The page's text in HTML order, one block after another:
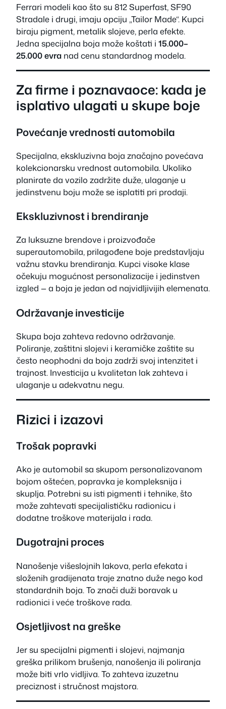
Ferrari modeli kao što su 812 Superfast, SF90
Stradale i drugi, imaju opciju „Tailor Made“. Kupci
biraju pigment, metalik slojeve, perla efekte.
Jedna specijalna boja može koštati i 15.000–
25.000 evra nad cenu standardnog modela.
Za firme i poznavaoce: kada je
isplativo ulagati u skupe boje
Povećanje vrednosti automobila
Specijalna, ekskluzivna boja značajno povećava
kolekcionarsku vrednost automobila. Ukoliko
planirate da vozilo zadržite duže, ulaganje u
jedinstvenu boju može se isplatiti pri prodaji.
Ekskluzivnost i brendiranje
Za luksuzne brendove i proizvođače
superautomobila, prilagođene boje predstavljaju
važnu stavku brendiranja. Kupci visoke klase
očekuju mogućnost personalizacije i jedinstven
izgled — a boja je jedan od najvidljivijih elemenata.
Održavanje investicije
Skupa boja zahteva redovno održavanje.
Poliranje, zaštitni slojevi i keramičke zaštite su
često neophodni da boja zadrži svoj intenzitet i
trajnost. Investicija u kvalitetan lak zahteva i
ulaganje u adekvatnu negu.
Rizici i izazovi
Trošak popravki
Ako je automobil sa skupom personalizovanom
bojom oštećen, popravka je kompleksnija i
skuplja. Potrebni su isti pigmenti i tehnike, što
može zahtevati specijalističku radionicu i
dodatne troškove materijala i rada.
Dugotrajni proces
Nanošenje višeslojnih lakova, perla efekata i
složenih gradijenata traje znatno duže nego kod
standardnih boja. To znači duži boravak u
radionici i veće troškove rada.
Osjetljivost na greške
Jer su specijalni pigmenti i slojevi, najmanja
greška prilikom brušenja, nanošenja ili poliranja
može biti vrlo vidljiva. To zahteva izuzetnu
preciznost i stručnost majstora.